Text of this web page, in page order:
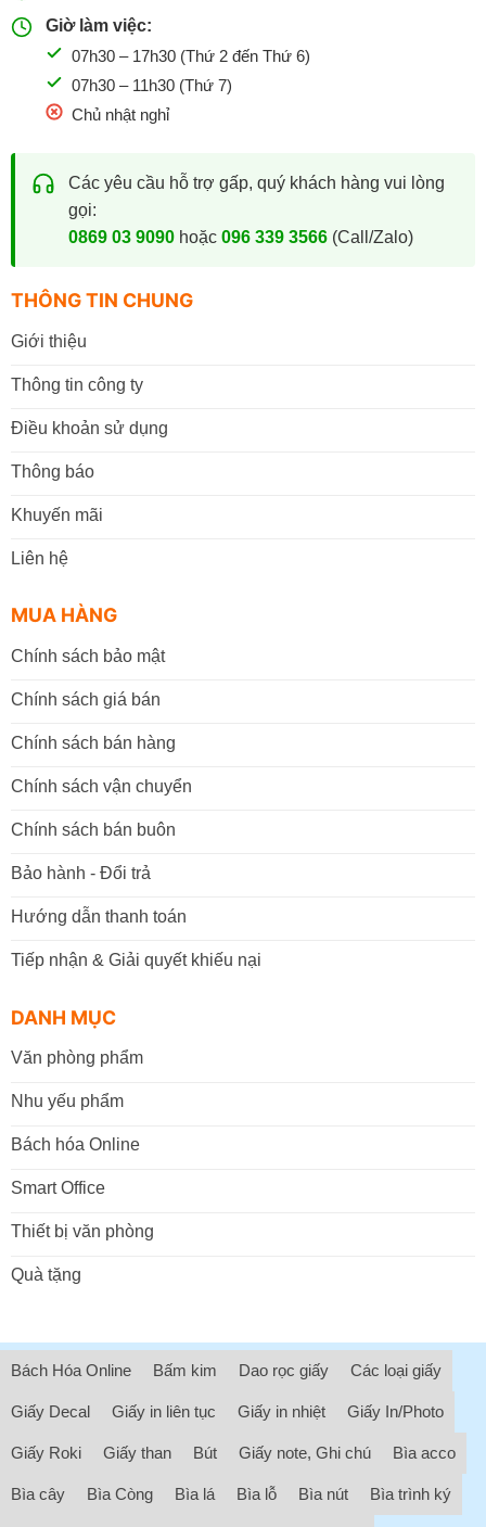
Giờ làm việc:
07h30 – 17h30 (Thứ 2 đến Thứ 6)
07h30 – 11h30 (Thứ 7)
Chủ nhật nghỉ
Các yêu cầu hỗ trợ gấp, quý khách hàng vui lòng
gọi:
0869 03 9090hoặc 096 339 3566(Call/Zalo)
THÔNG TIN CHUNG
Giới thiệu
Thông tin công ty
Điều khoản sử dụng
Thông báo
Khuyến mãi
Liên hệ
MUA HÀNG
Chính sách bảo mật
Chính sách giá bán
Chính sách bán hàng
Chính sách vận chuyển
Chính sách bán buôn
Bảo hành - Đổi trả
Hướng dẫn thanh toán
Tiếp nhận & Giải quyết khiếu nại
DANH MỤC
Văn phòng phẩm
Nhu yếu phẩm
Bách hóa Online
Smart Office
Thiết bị văn phòng
Quà tặng
Bách Hóa Online Bấm kim Dao rọc giấy Các loại giấy
Giấy Decal Giấy in liên tục Giấy in nhiệt Giấy In/Photo
Giấy Roki Giấy than Bút Giấy note, Ghi chú Bìa acco
Bìa cây Bìa Còng Bìa lá Bìa lỗ Bìa nút Bìa trình ký